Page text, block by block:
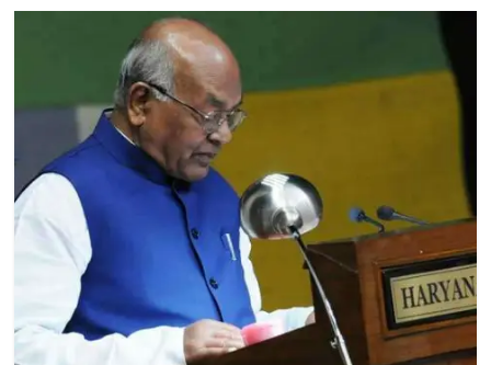
सीएम हेमंत सोरेन
उत्तराखंड के अन्य राज्यों में फंसे लोगों की जल्द
होगी घर वापसी
प्रवासियों व मजदूरों को दी गई छूट के बाद लोगो
ने कराया पंजीयन: राजस्थान सरकार
शराब और पान की दुकानों को ग्रीन जोन में
खोलने की मिली इजाजत: गृह मंत्रालय
दो हफ्ते के लिए बढ़ाया लॉकडाउन: गृह मंत्रालय